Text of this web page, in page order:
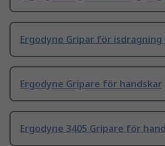
Ergodyne Gripar för isdragning
Ergodyne Gripare för handskar
Ergodyne 3405 Gripare för